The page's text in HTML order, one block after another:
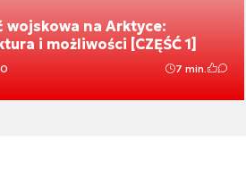
wojskowa na Arktyce:
i możliwości [CZĘŚĆ 1]
7 min.